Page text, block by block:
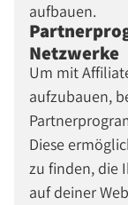
aufbauen.
Netzwerke
Um mit
aufzubauen,
Diese
zu finden, die
auf deiner